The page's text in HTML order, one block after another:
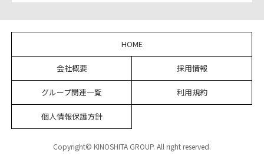
HOME
会社概要 採用情報
グループ関連一覧 利用規約
個人情報保護方針
Copyright© KINOSHITA GROUP. All right reserved.